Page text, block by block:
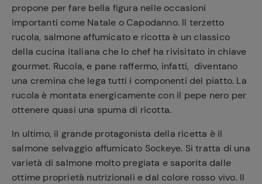
propone per fare bella figura nelle occasioni
importanti come Natale o Capodanno. Il terzetto
rucola, salmone affumicato e ricotta è un classico
della cucina italiana che lo chef ha rivisitato in chiave
gourmet. Rucola, e pane raffermo, infatti, diventano
una cremina che lega tutti i componenti del piatto. La
rucola è montata energicamente con il pepe nero per
ottenere quasi una spuma di ricotta.
In ultimo, il grande protagonista della ricetta è il
salmone selvaggio affumicato Sockeye. Si tratta di una
varietà di salmone molto pregiata e saporita dalle
ottime proprietà nutrizionali e dal colore rosso vivo. Il